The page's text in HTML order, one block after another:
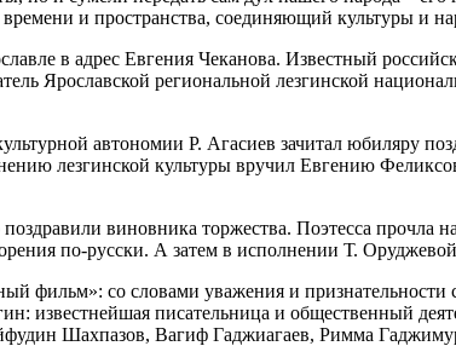
и пространства, соединяющий культуры и
в адрес Евгения Чеканова. Известный
Ярославской региональной лезгинской
автономии Р. Агасиев зачитал юбиляру
лезгинской культуры вручил Евгению
виновника торжества. Поэтесса прочла
по-русски. А затем в исполнении Т.
фильм»: со словами уважения и
известнейшая писательница и общественный
Шахпазов, Вагиф Гаджиагаев, Римма